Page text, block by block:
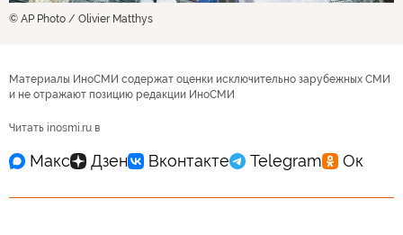
© AP Photo / Olivier Matthys
Материалы ИноСМИ содержат оценки исключительно зарубежных СМИ
и не отражают позицию редакции ИноСМИ
Читать inosmi.ru в